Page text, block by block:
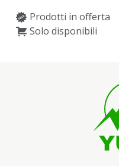
Prodotti in offerta
Solo disponibili